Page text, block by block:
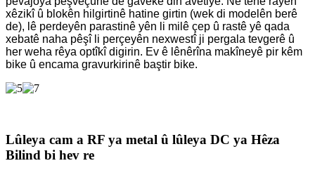
xêzikî û blokên hilgirtinê hatine girtin (wek di modelên berê
de), lê perdeyên parastinê yên li milê çep û rastê yê qada
xebatê naha pêşî li perçeyên nexwestî ji pergala tevgerê û
her weha rêya optîkî digirin. Ev ê lênêrîna makîneyê pir kêm
bike û encama gravurkirinê baştir bike.
Lûleya cam a RF ya metal û lûleya DC ya Hêza
Bilind bi hev re